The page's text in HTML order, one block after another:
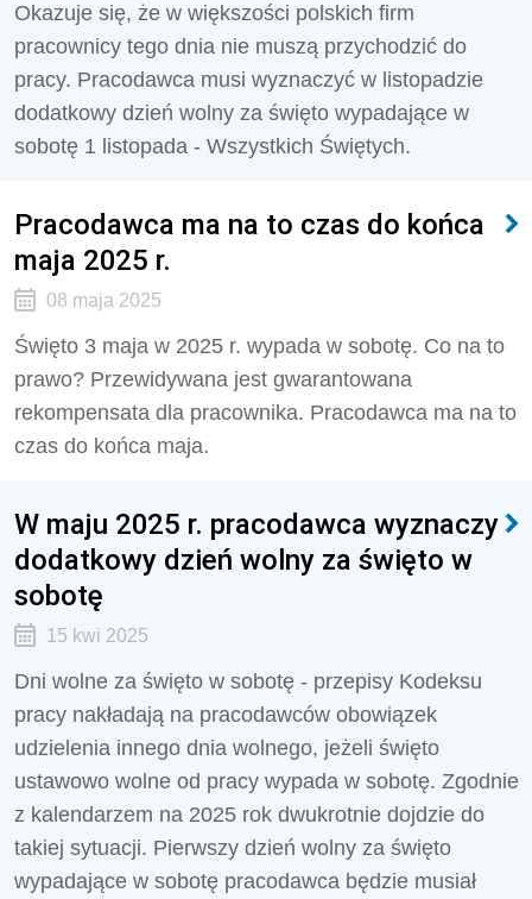
Okazuje się, że w większości polskich firm
pracownicy tego dnia nie muszą przychodzić do
pracy. Pracodawca musi wyznaczyć w listopadzie
dodatkowy dzień wolny za święto wypadające w
sobotę 1 listopada - Wszystkich Świętych.
Pracodawca ma na to czas do końca
maja 2025 r.
08 maja 2025
Święto 3 maja w 2025 r. wypada w sobotę. Co na to
prawo? Przewidywana jest gwarantowana
rekompensata dla pracownika. Pracodawca ma na to
czas do końca maja.
W maju 2025 r. pracodawca wyznaczy
dodatkowy dzień wolny za święto w
sobotę
15 kwi 2025
Dni wolne za święto w sobotę - przepisy Kodeksu
pracy nakładają na pracodawców obowiązek
udzielenia innego dnia wolnego, jeżeli święto
ustawowo wolne od pracy wypada w sobotę. Zgodnie
z kalendarzem na 2025 rok dwukrotnie dojdzie do
takiej sytuacji. Pierwszy dzień wolny za święto
wypadające w sobotę pracodawca będzie musiał